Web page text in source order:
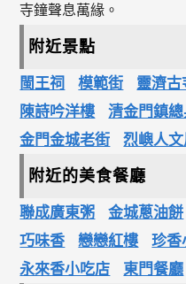
寺鐘聲息萬緣。
附近景點
閩王祠 模範街 靈濟古
陳詩吟洋樓
清金門鎮
金門金城老街
烈嶼人
附近的美食餐廳
聯成廣東粥 金城蔥油餅
巧味香
戀戀紅樓 珍香
永來香小吃店
東門餐廳